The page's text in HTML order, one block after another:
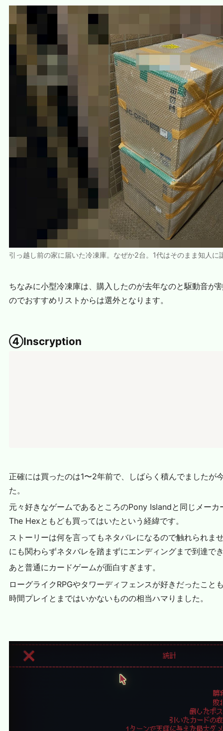
引っ越し前の家に届いた冷凍庫。なぜか2台。1代はそのまま知人に
ちなみに小型冷凍庫は、購入したのが去年なのと駆動音が
のでおすすめリストからは選外となります。
④Inscryption
正確には買ったのは1〜2年前で、しばらく積んでましたが
た。
元々好きなゲームであるところのPony Islandと同じメー
The Hexともども買ってはいたという経緯です。
ストーリーは何を言ってもネタバレになるので触れられま
にも関わらずネタバレを踏まずにエンディングまで到達で
あと普通にカードゲームが面白すぎます。
ローグライクRPGやタワーディフェンスが好きだったこと
時間プレイとまではいかないものの相当ハマりました。